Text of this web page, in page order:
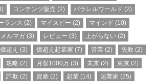
コンテンツ販売 (2) パラレルワールド (2)
ランス (2) マイスピー (2) マインド (10)
メルマガ(3) レビュー (3) 上がらない (2)
億超え (3) 億超え起業家 (7) 営業 (2) 失敗 (2)
攻略 (2) 月収1000万 (3) 未来 (2) 東京 (2)
詐欺 (2) 資産 (2) 起業 (14) 起業家 (25)